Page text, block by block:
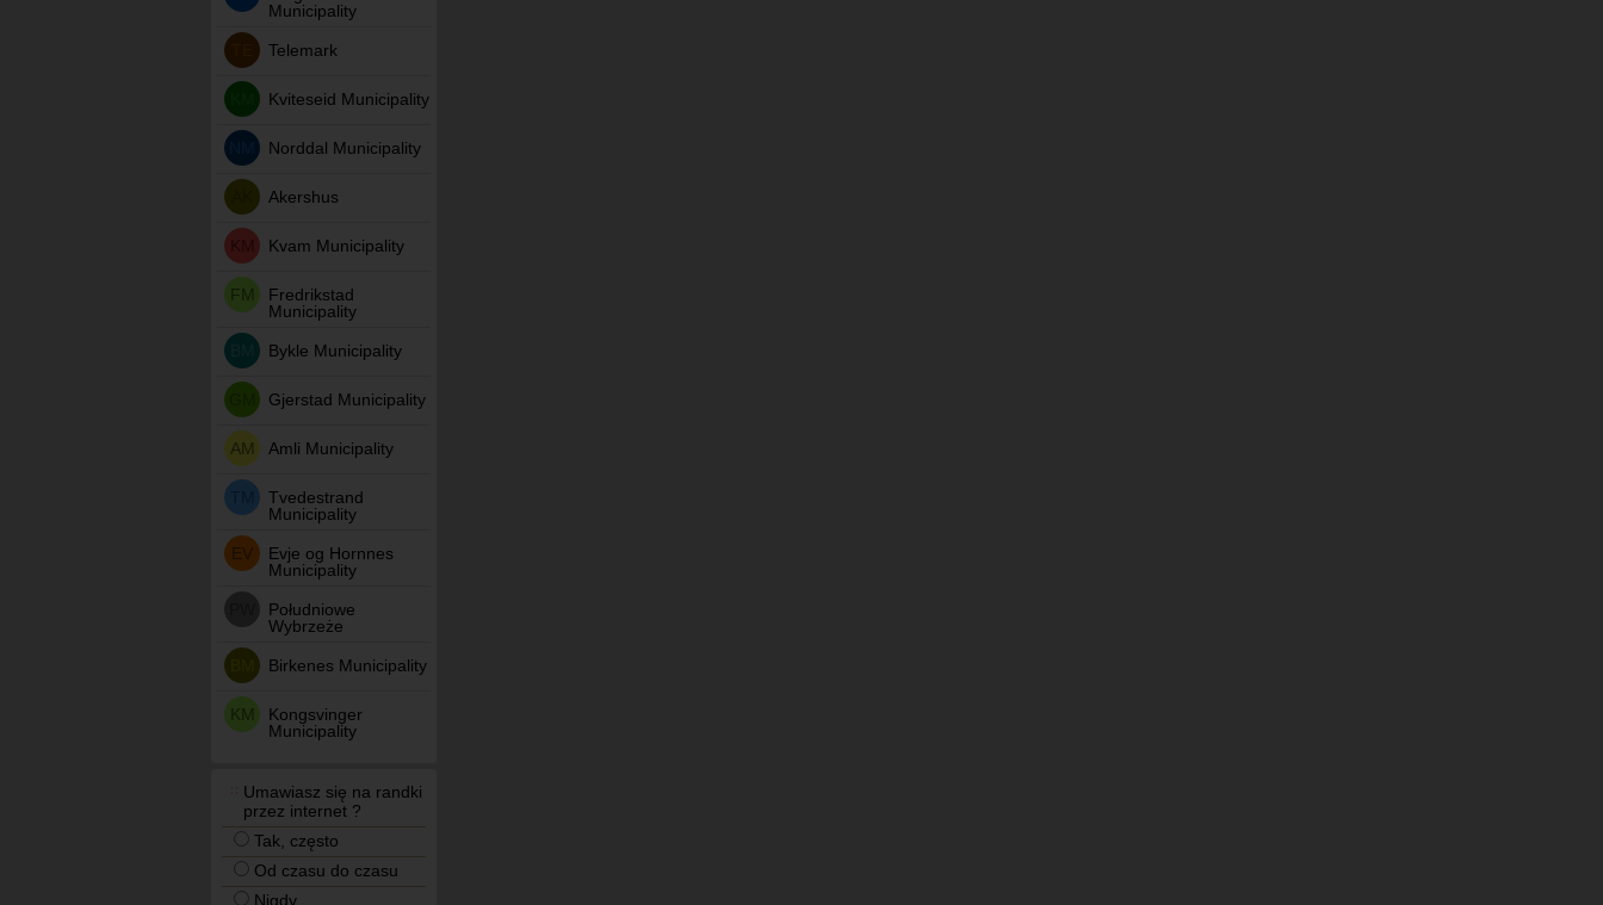
Municipality
Telemark
Kviteseid Municipality
Norddal Municipality
Akershus
Kvam Municipality
FM
Fredrikstad
Municipality
Bykle Municipality
Gjerstad Municipality
AM Amli Municipality
Tvedestrand
Municipality
EV
Evje og Hornnes
Municipality
Południowe
Wybrzeże
Birkenes Municipality
KM
Kongsvinger
Municipality
Umawiasz się na randki
przez internet ?
Tak, często
Od czasu do czasu
Nigdy